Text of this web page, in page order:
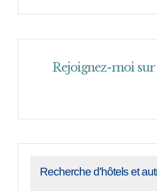
Rejoignez-moi
Recherche d'hôtels et